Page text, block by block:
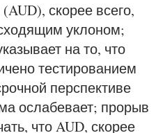
скорее всего,
уклоном;
на то, что
тестированием
перспективе
ослабевает; прорыв
что AUD, скорее